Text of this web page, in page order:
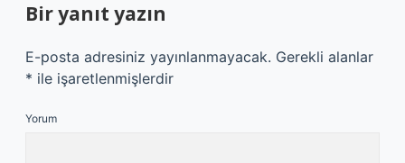
Bir yanıt yazın
E-posta adresiniz yayınlanmayacak. Gerekli alanlar
* ile işaretlenmişlerdir
Yorum